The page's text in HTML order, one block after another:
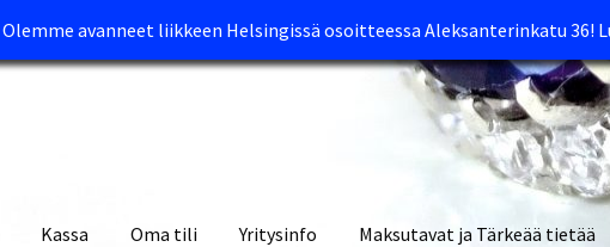
Olemme avanneet liikkeen Helsingissä osoitteessa Aleksanterinkatu 36!
Kassa Oma tili Yritysinfo Maksutavat ja Tärkeää tietää